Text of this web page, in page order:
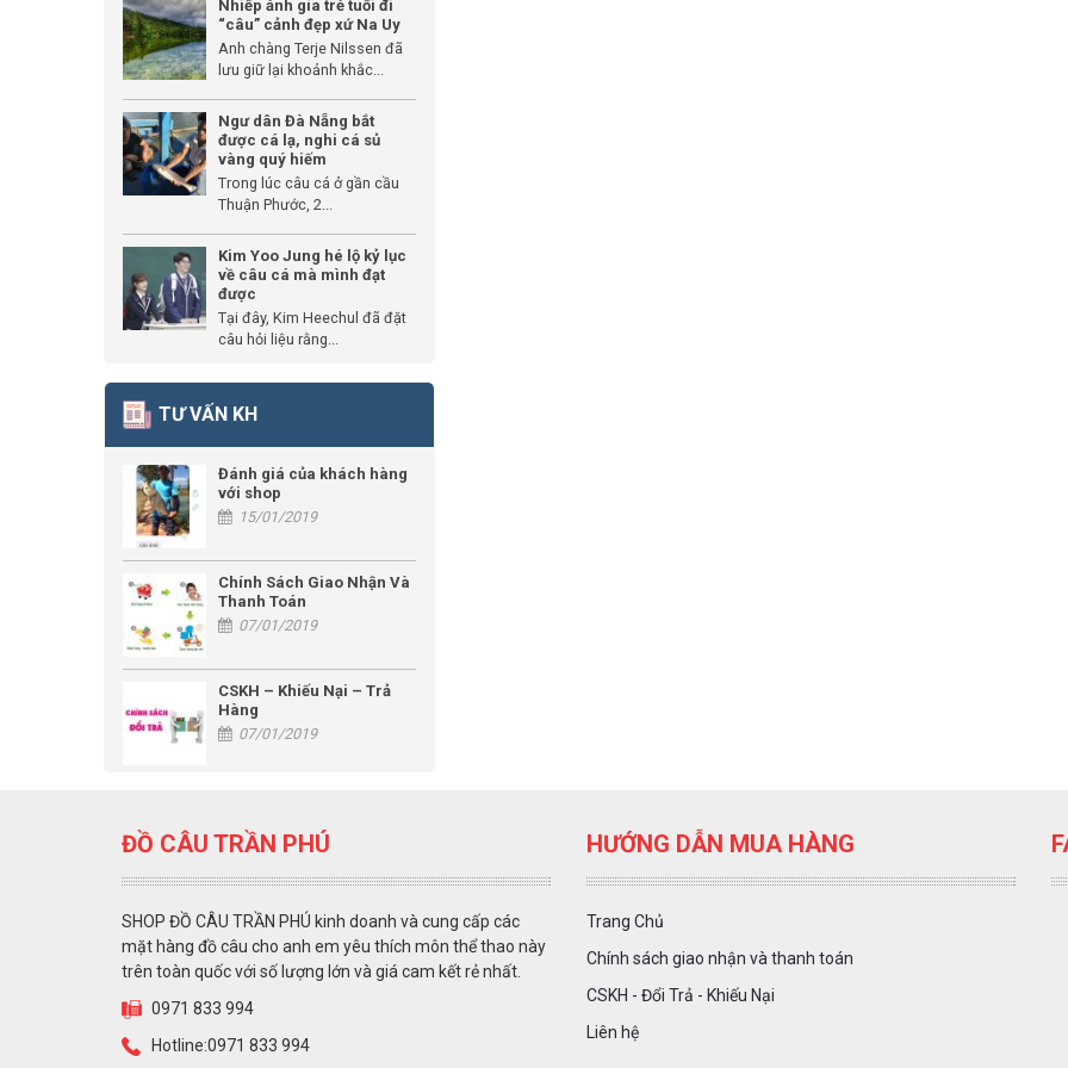
Nhiếp ảnh gia trẻ tuổi đi
“câu” cảnh đẹp xứ Na Uy
Anh chàng Terje Nilssen đã
lưu giữ lại khoảnh khắc...
Ngư dân Đà Nẵng bắt
được cá lạ, nghi cá sủ
vàng quý hiếm
Trong lúc câu cá ở gần cầu
Thuận Phước, 2...
Kim Yoo Jung hé lộ kỷ lục
về câu cá mà mình đạt
được
Tại đây, Kim Heechul đã đặt
câu hỏi liệu rằng...
TƯ VẤN KH
Đánh giá của khách hàng
với shop
15/01/2019
Chính Sách Giao Nhận Và
Thanh Toán
07/01/2019
CSKH – Khiếu Nại – Trả
Hàng
07/01/2019
ĐỒ CÂU TRẦN PHÚ
SHOP ĐỒ CÂU TRẦN PHÚ kinh doanh và cung cấp các
mặt hàng đồ câu cho anh em yêu thích môn thể thao này
trên toàn quốc với số lượng lớn và giá cam kết rẻ nhất.
0971 833 994
Hotline:0971 833 994
HƯỚNG DẪN MUA HÀNG
Trang Chủ
Chính sách giao nhận và thanh toán
CSKH - Đổi Trả - Khiếu Nại
Liên hệ